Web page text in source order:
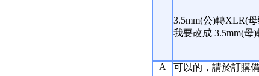
3.5mm(公)轉XLR(
我要改成 3.5mm(母
A 可以的，請於訂購